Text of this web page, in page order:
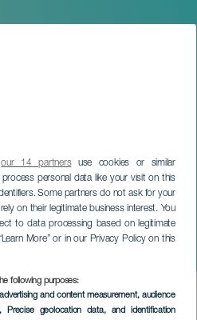
our 14 partnersuse cookies or similar
personal data like your visit on this
Some partners do not ask for your
on their legitimate business interest. You
to data processing based on legitimate
More” or in our Privacy Policy on this
following purposes:
and content measurement, audience
, Precise geolocation data, and identification
Tam Tam